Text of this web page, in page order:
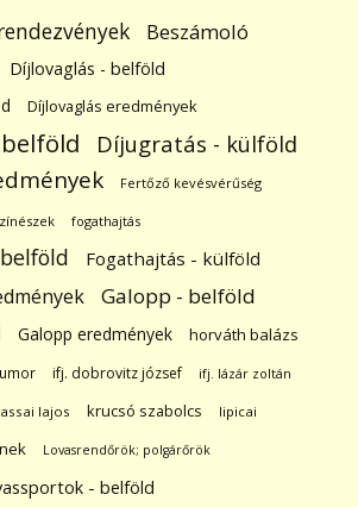
Beszámoló
Díjlovaglás - belföld
Díjlovaglás eredmények
Díjugratás - külföld
Fertőző kevésvérűség
fogathajtás
Fogathajtás - külföld
Galopp - belföld
Galopp eredmények horváth balázs
ifj. dobrovitz józsef ifj. lázár zoltán
lajos krucsó szabolcs lipicai
Lovasrendőrök; polgárőrök
- belföld